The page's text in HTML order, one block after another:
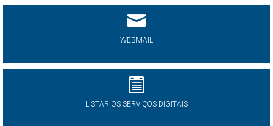
WEBMAIL
LISTAR OS SERVIÇOS DIGITAIS